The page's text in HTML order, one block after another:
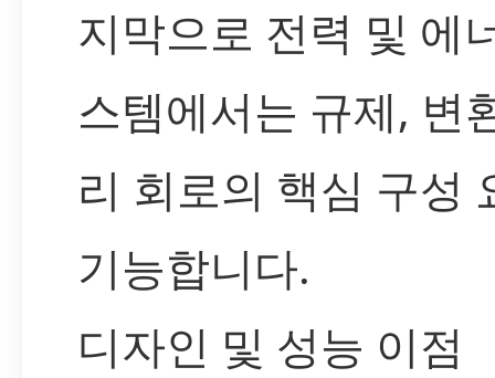
지막으로 전력 및 에
스템에서는 규제, 변
리 회로의 핵심 구성
기능합니다.
디자인 및 성능 이점